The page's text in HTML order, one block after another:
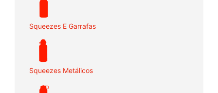
Squeezes E Garrafas
Squeezes Metálicos